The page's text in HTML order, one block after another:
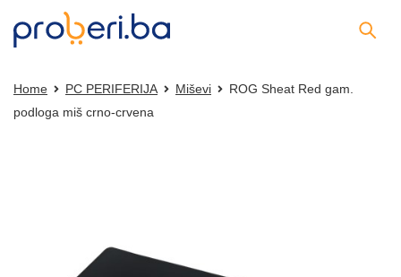
Home PC PERIFERIJA Miševi
ROG Sheat Red gam.
podloga miš crno-crvena